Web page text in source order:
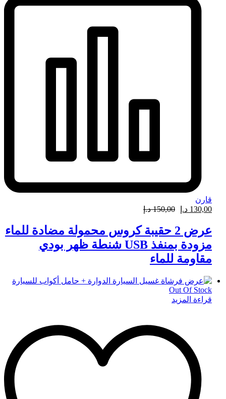
قارن
130,00 د.إ 150,00 د.إ
عرض 2 حقيبة كروس محمولة مضادة للماء
مزودة بمنفذ USB شنطة ظهر بودي
مقاومة للماء
Out Of Stock
قراءة المزيد